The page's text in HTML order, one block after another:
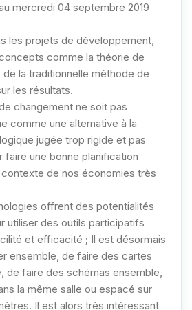
mercredi 04 septembre 2019
les projets de développement,
comme la théorie de
la traditionnelle méthode de
les résultats.
changement ne soit pas
comme une alternative à la
jugée trop rigide et pas
faire une bonne planification
de nos économies très
offrent des potentialités
utiliser des outils participatifs
et efficacité ; Il est désormais
ensemble, de faire des cartes
de faire des schémas ensemble,
la même salle ou espacé sur
Il est alors très intéressant